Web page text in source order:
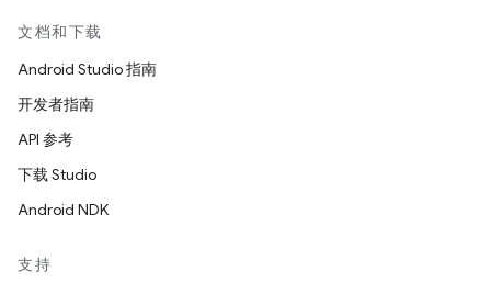
文档和下载
Android Studio 指南
开发者指南
API 参考
下载 Studio
Android NDK
支持